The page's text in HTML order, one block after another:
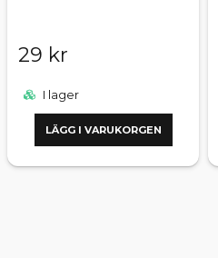
29 kr
I lager
LÄGG I VARUKORGEN